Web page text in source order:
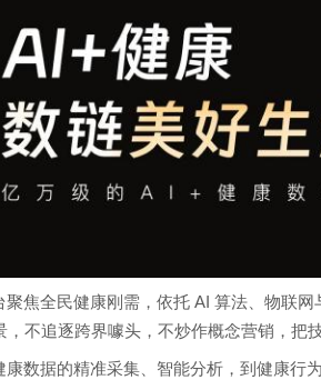
聚焦全民健康刚需，依托 AI 算法、物联
，不追逐跨界噱头，不炒作概念营销，把
康数据的精准采集、智能分析，到健康行